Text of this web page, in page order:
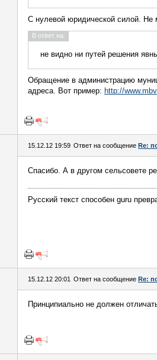
С нулевой юридической силой. Не
В ответ на:
не видно ни путей решения
Обращение в администрацию
адреса. Вот пример: http://
15.12.12 19:59 Ответ на сообщение Re:
Спасибо. А в другом сельсовете
Русский текст способен guru
15.12.12 20:01 Ответ на сообщение Re:
Принципиально не должен